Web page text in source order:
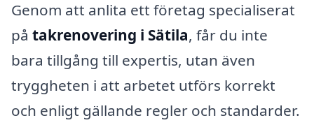
Genom att anlita ett företag specialiserat
på takrenovering i Sätila, får du inte
bara tillgång till expertis, utan även
tryggheten i att arbetet utförs korrekt
och enligt gällande regler och standarder.